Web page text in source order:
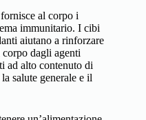
al corpo i
immunitario. I cibi
aiutano a rinforzare
dagli agenti
ad alto contenuto di
salute generale e il